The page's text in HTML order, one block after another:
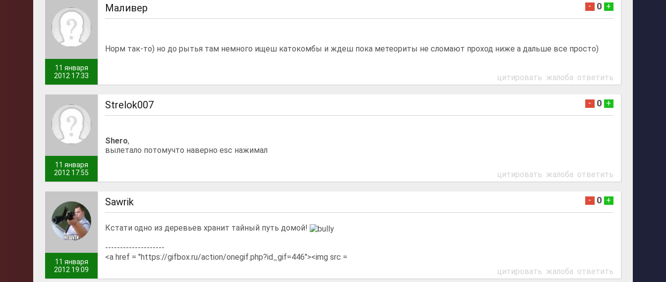
11 января
2012 17:33
Маливер - 0 +
Норм так-то) но до рытья там немного ищеш катокомбы и ждеш пока метеориты не сломают проход ниже а дальше все просто)
цитировать жалоба ответить
11 января
2012 17:55
Strelok007 - 0 +
Shero,
вылетало потомучто наверно esc нажимал
цитировать жалоба ответить
11 января
2012 19:09
Sawrik - 0 +
Кстати одно из деревьев хранит тайный путь домой!
--------------------
<a href = "https://gifbox.ru/action/onegif.php?id_gif=446"><img src =
цитировать жалоба ответить